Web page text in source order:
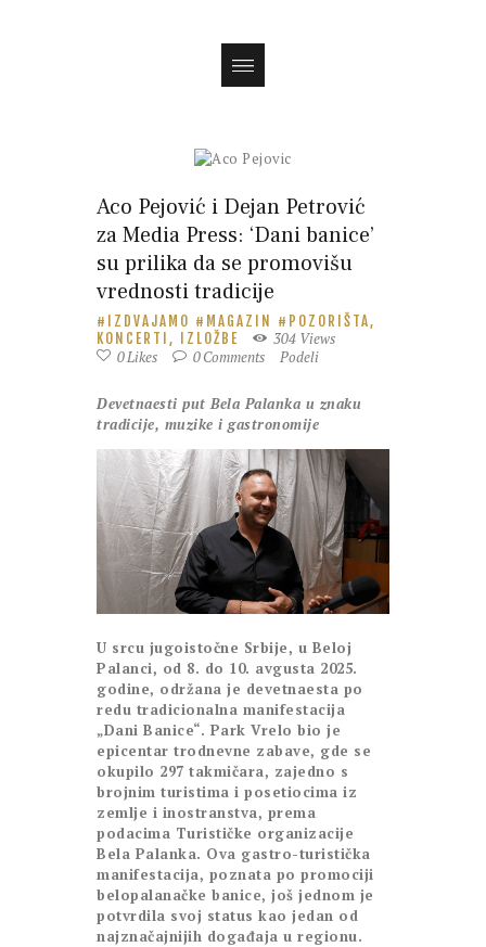
Aco Pejović i Dejan Petrović
za Media Press: ‘Dani banice’
su prilika da se promovišu
vrednosti tradicije
IZDVAJAMO MAGAZIN
POZORIŠTA,
KONCERTI, IZLOŽBE
304 Views
0Likes 0Comments Podeli
Devetnaesti put Bela Palanka u znaku
tradicije, muzike i gastronomije
U srcu jugoistočne Srbije, u Beloj
Palanci, od 8. do 10. avgusta 2025.
godine, održana je devetnaesta po
redu tradicionalna manifestacija
„Dani Banice“. Park Vrelo bio je
epicentar trodnevne zabave, gde se
okupilo 297 takmičara, zajedno s
brojnim turistima i posetiocima iz
zemlje i inostranstva, prema
podacima Turističke organizacije
Bela Palanka. Ova gastro-turistička
manifestacija, poznata po promociji
belopalanačke banice, još jednom je
potvrdila svoj status kao jedan od
najznačajnijih događaja u regionu.